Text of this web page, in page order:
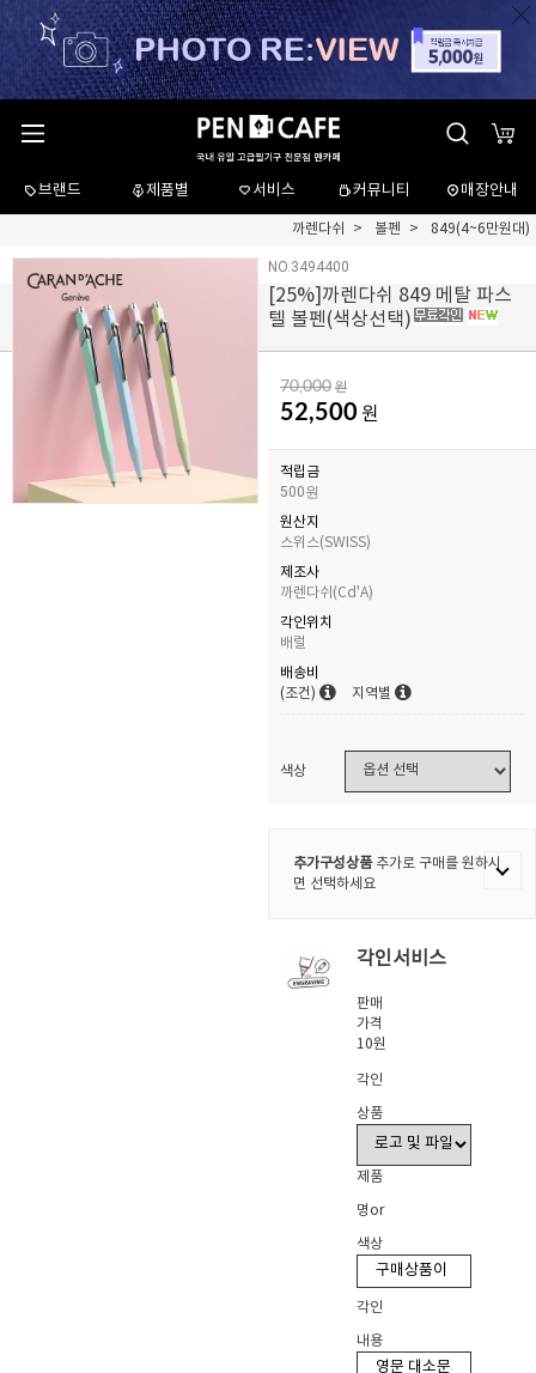
브랜드 제품별 서비스 커뮤니티 매장안내
까렌다쉬 볼펜 849(4~6만원대)
NO.3494400
[25%]까렌다쉬 849 메탈 파스
텔 볼펜(색상선택)
70,000 원
52,500 원
적립금
500원
원산지
스위스(SWISS)
제조사
까렌다쉬(Cd'A)
각인위치
배럴
배송비
(조건)
지역별
색상
추가구성상품추가로 구매를 원하시
면 선택하세요
각인서비스
판매
가격
10원
각인
상품
제품
명or
색상
각인
내용